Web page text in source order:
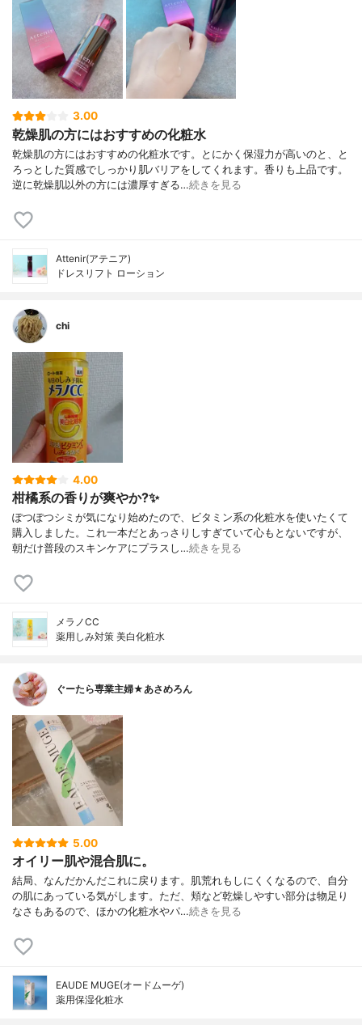
3.00
乾燥肌の方にはおすすめの化粧水
乾燥肌の方にはおすすめの化粧水です。とにかく保湿力が高いのと、と
ろっとした質感でしっかり肌バリアをしてくれます。香りも上品です。
逆に乾燥肌以外の方には濃厚すぎる…続きを見る
Attenir(アテニア)
ドレスリフト ローション
chi
4.00
柑橘系の香りが爽やか?✨
ぽつぽつシミが気になり始めたので、ビタミン系の化粧水を使いたくて
購入しました。これ一本だとあっさりしすぎていて心もとないですが、
朝だけ普段のスキンケアにプラスし…続きを見る
メラノCC
薬用しみ対策 美白化粧水
ぐーたら専業主婦★あさめろん
5.00
オイリー肌や混合肌に。
結局、なんだかんだこれに戻ります。肌荒れもしにくくなるので、自分
の肌にあっている気がします。ただ、頬など乾燥しやすい部分は物足り
なさもあるので、ほかの化粧水やパ…続きを見る
EAUDE MUGE(オードムーゲ)
薬用保湿化粧水